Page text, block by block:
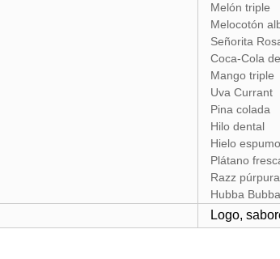
Melón triple
Melocotón
Señorita
Coca-Cola
Mango triple
Uva Currant
Pina colada
Hilo dental
Hielo
Plátano
Razz púrpura
Hubba Bubba
Logo,